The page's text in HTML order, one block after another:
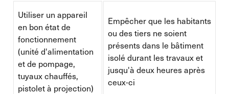
Utiliser un appareil
en bon état de
fonctionnement
(unité d'alimentation
et de pompage,
tuyaux chauffés,
pistolet à projection)
Empêcher que les habitants
ou des tiers ne soient
présents dans le bâtiment
isolé durant les travaux et
jusqu'à deux heures après
ceux-ci